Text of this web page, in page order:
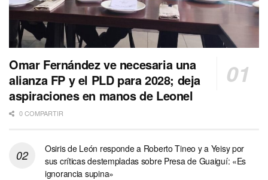
Omar Fernández ve necesaria una
alianza FP y el PLD para 2028; deja
aspiraciones en manos de Leonel
0 COMPARTIR
Osiris de León responde a Roberto Tineo y a Yeisy por
sus críticas destempladas sobre Presa de Guaiguí: «Es
ignorancia supina»